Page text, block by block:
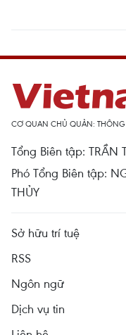
CƠ QUAN CHỦ QUẢN: THÔNG
Tổng Biên tập: TRẦN
Phó Tổng Biên tập:
THỦY
Sở hữu trí tuệ
RSS
Ngôn ngữ
Dịch vụ tin